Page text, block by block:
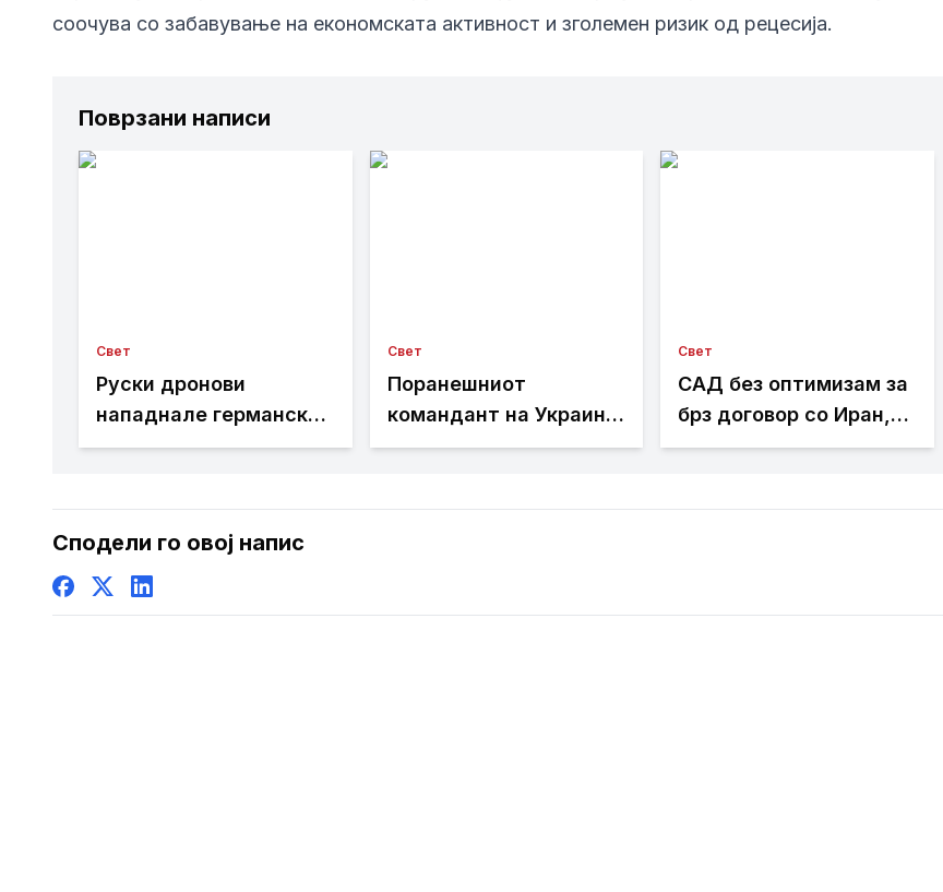
соочува со забавување на економската активност и зголемен ризик од рецесија.
Поврзани написи
Свет
Руски дронови
нападнале германски
товарен брод
Свет
Поранешниот
командант на Украина:
Русија најде начини да
западното оружје
Свет
САД без оптимизам за
брз договор со Иран,
Венс најави долги
Сподели го овој напис